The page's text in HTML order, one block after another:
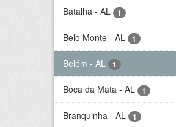
Batalha - AL 1
Belo Monte - AL 1
Belém - AL 1
Boca da Mata - AL 1
Branquinha - AL 1